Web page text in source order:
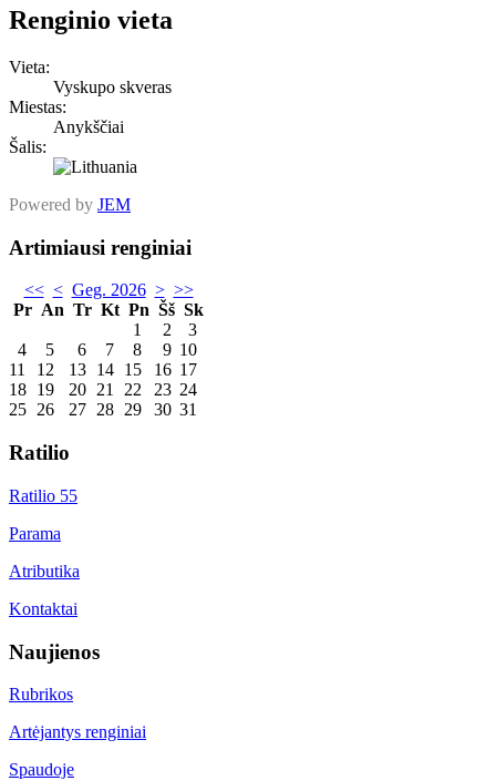
Renginio vieta
Vieta:
Vyskupo skveras
Miestas:
Anykščiai
Šalis:
Powered by JEM
Artimiausi renginiai
<< < Geg. 2026 > >>
Pr An Tr Kt Pn Šš Sk
1
2
3
4
5 6 7 8 9 10
11
12 13 14 15 16 17
18 19 20 21 22 23 24
25 26 27 28 29 30 31
Ratilio
Ratilio 55
Parama
Atributika
Kontaktai
Naujienos
Rubrikos
Artėjantys renginiai
Spaudoje